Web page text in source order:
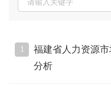
1
福建省人力资源
分析